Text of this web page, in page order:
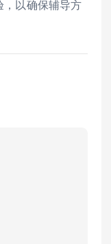
，以确保辅导方